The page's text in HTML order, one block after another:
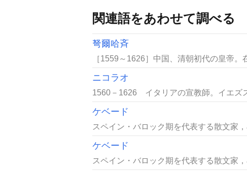
関連語をあわせて調べる
弩爾哈斉
［1559～1626］中国、清朝初代の皇帝
ニコラオ
1560－1626 イタリアの宣教師。イエズ
ケベード
スペイン・バロック期を代表する散文家
ケベード
スペイン・バロック期を代表する散文家